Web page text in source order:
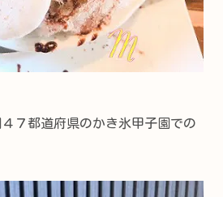
７都道府県のかき氷甲子園での